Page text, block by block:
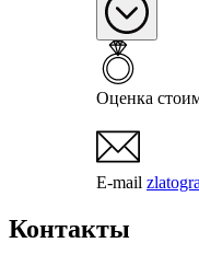
Оценка
E-mail
Контакты